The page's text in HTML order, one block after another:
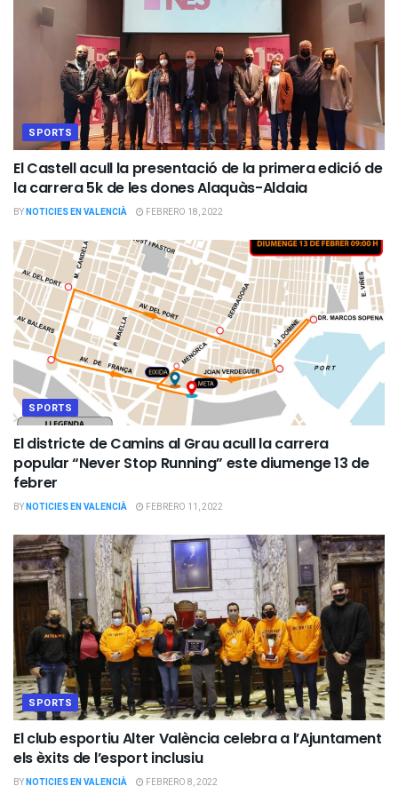
SPORTS
El Castell acull la presentació de la primera edició de
la carrera 5k de les dones Alaquàs-Aldaia
BYNOTICIES EN VALENCIÀ FEBRERO 18, 2022
SPORTS
El districte de Camins al Grau acull la carrera
popular “Never Stop Running” este diumenge 13 de
febrer
BYNOTICIES EN VALENCIÀ FEBRERO 11, 2022
SPORTS
El club esportiu Alter València celebra a l’Ajuntament
els èxits de l’esport inclusiu
BYNOTICIES EN VALENCIÀ FEBRERO 8, 2022